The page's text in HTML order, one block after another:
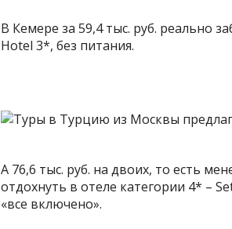
В Кемере за 59,4 тыс. руб. реально
Hotel 3*, без питания.
А 76,6 тыс. руб. на двоих, то есть
отдохнуть в отеле категории 4* –
«все включено».